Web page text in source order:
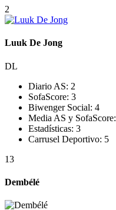
2
Luuk De Jong
DL
Diario AS: 2
SofaScore: 3
Biwenger Social: 4
Media AS y SofaScore:
Estadísticas: 3
Carrusel Deportivo: 5
13
Dembélé